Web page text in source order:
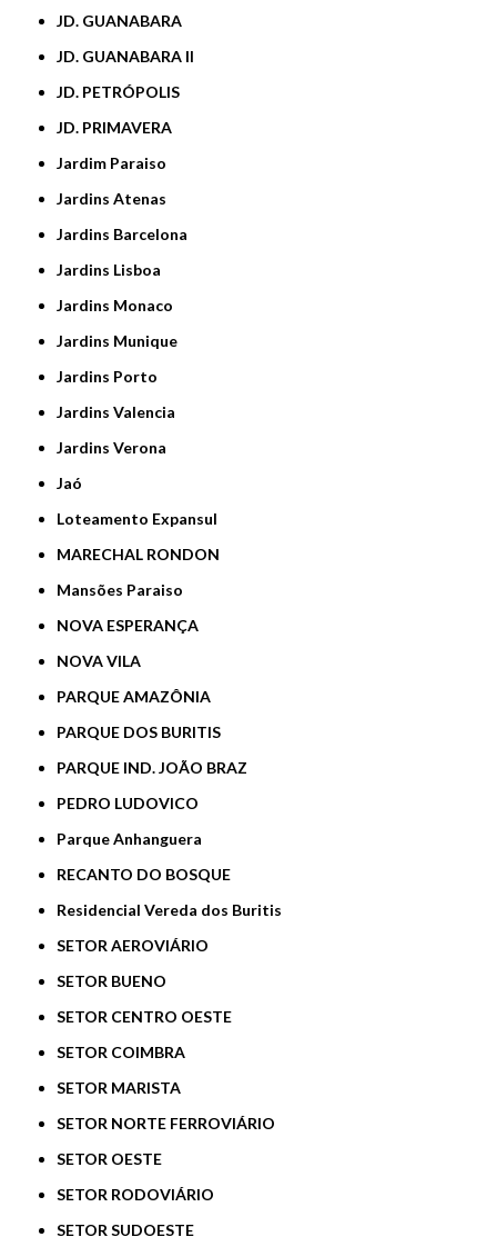
JD. GUANABARA
JD. GUANABARA II
JD. PETRÓPOLIS
JD. PRIMAVERA
Jardim Paraiso
Jardins Atenas
Jardins Barcelona
Jardins Lisboa
Jardins Monaco
Jardins Munique
Jardins Porto
Jardins Valencia
Jardins Verona
Jaó
Loteamento Expansul
MARECHAL RONDON
Mansões Paraiso
NOVA ESPERANÇA
NOVA VILA
PARQUE AMAZÔNIA
PARQUE DOS BURITIS
PARQUE IND. JOÃO BRAZ
PEDRO LUDOVICO
Parque Anhanguera
RECANTO DO BOSQUE
Residencial Vereda dos Buritis
SETOR AEROVIÁRIO
SETOR BUENO
SETOR CENTRO OESTE
SETOR COIMBRA
SETOR MARISTA
SETOR NORTE FERROVIÁRIO
SETOR OESTE
SETOR RODOVIÁRIO
SETOR SUDOESTE